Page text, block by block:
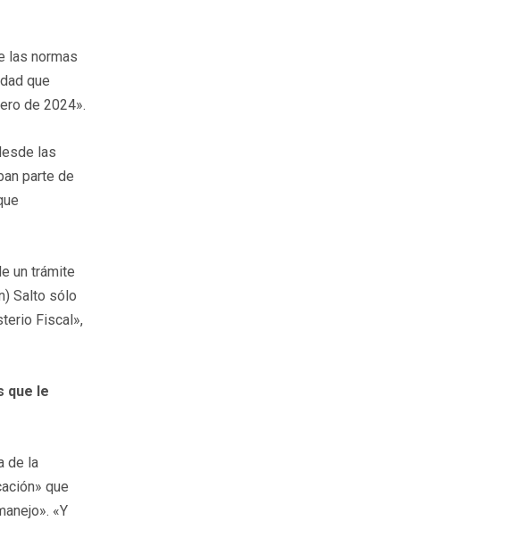
las normas
que
de 2024».
las
parte de
un trámite
Salto sólo
Fiscal»,
que le
de la
que
«Y